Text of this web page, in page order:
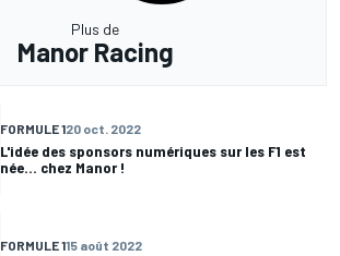
Plus de
Manor Racing
FORMULE 120 oct. 2022
L'idée des sponsors numériques sur les F1 est
née... chez Manor !
FORMULE 115 août 2022